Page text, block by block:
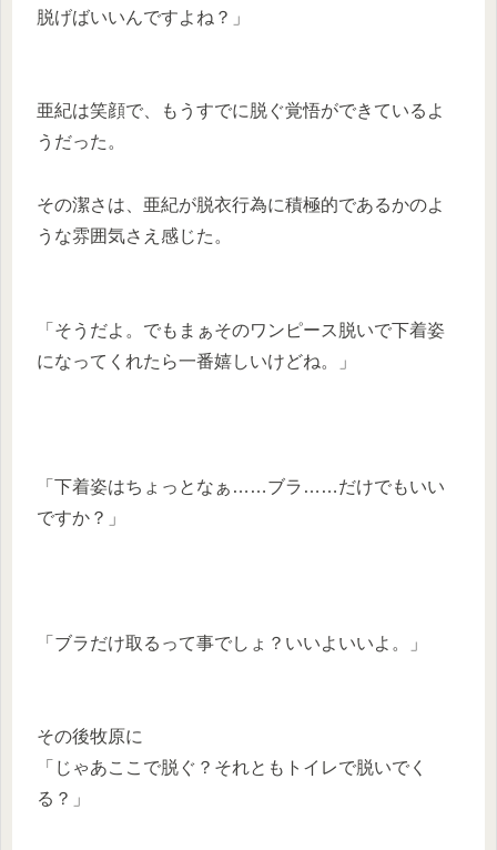
脱げばいいんですよね？」
亜紀は笑顔で、もうすでに脱ぐ覚悟ができているよ
うだった。
その潔さは、亜紀が脱衣行為に積極的であるかのよ
うな雰囲気さえ感じた。
「そうだよ。でもまぁそのワンピース脱いで下着姿
になってくれたら一番嬉しいけどね。」
「下着姿はちょっとなぁ……ブラ……だけでもいい
ですか？」
「ブラだけ取るって事でしょ？いいよいいよ。」
その後牧原に
「じゃあここで脱ぐ？それともトイレで脱いでく
る？」